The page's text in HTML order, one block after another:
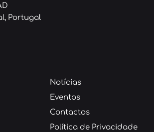
Portugal
Notícias
Eventos
Contactos
Política de Privacidade